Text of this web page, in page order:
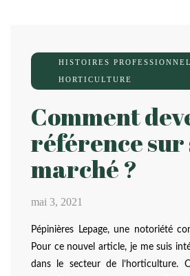
HISTOIRES
HORTICULTURE
Comment
référence sur
marché ?
mai 3, 2021
Pépinières Lepage, une notoriété
Pour ce nouvel article, je me suis
dans le secteur de l’horticulture.